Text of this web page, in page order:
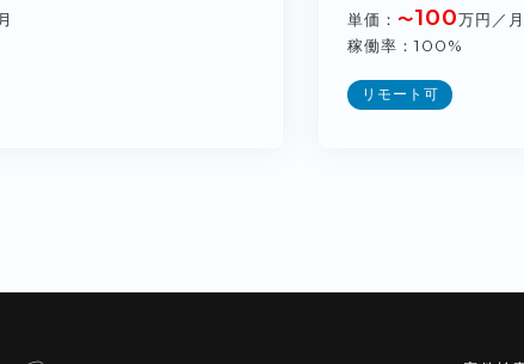
単価
〜100万円／月
稼働率
100%
リモート可